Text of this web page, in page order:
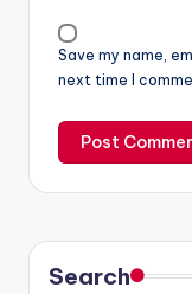
Save my name,
next time I
Search